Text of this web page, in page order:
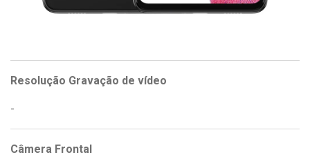
Resolução Gravação de vídeo
-
Câmera Frontal